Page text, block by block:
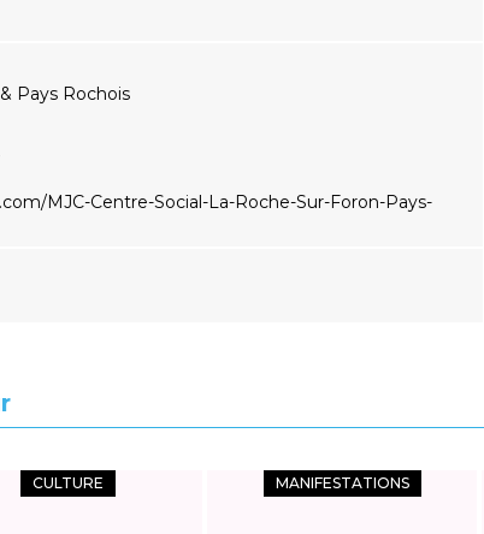
Pays Rochois
MJC-Centre-Social-La-Roche-Sur-Foron-Pays-
CULTURE MANIFESTATIONS